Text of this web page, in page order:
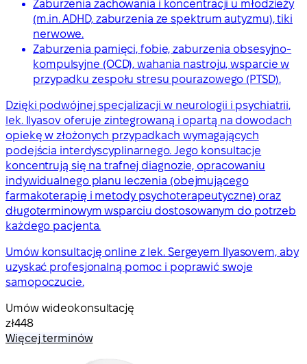
Zaburzenia zachowania i koncentracji u młodzieży
(m.in. ADHD, zaburzenia ze spektrum autyzmu), tiki
nerwowe.
Zaburzenia pamięci, fobie, zaburzenia obsesyjno-
kompulsyjne (OCD), wahania nastroju, wsparcie w
przypadku zespołu stresu pourazowego (PTSD).
Dzięki podwójnej specjalizacji w neurologii i psychiatrii,
lek. Ilyasov oferuje zintegrowaną i opartą na dowodach
opiekę w złożonych przypadkach wymagających
podejścia interdyscyplinarnego. Jego konsultacje
koncentrują się na trafnej diagnozie, opracowaniu
indywidualnego planu leczenia (obejmującego
farmakoterapię i metody psychoterapeutyczne) oraz
długoterminowym wsparciu dostosowanym do potrzeb
każdego pacjenta.
Umów konsultację online z lek. Sergeyem Ilyasovem, aby
uzyskać profesjonalną pomoc i poprawić swoje
samopoczucie.
Umów wideokonsultację
zł448
Więcej terminów